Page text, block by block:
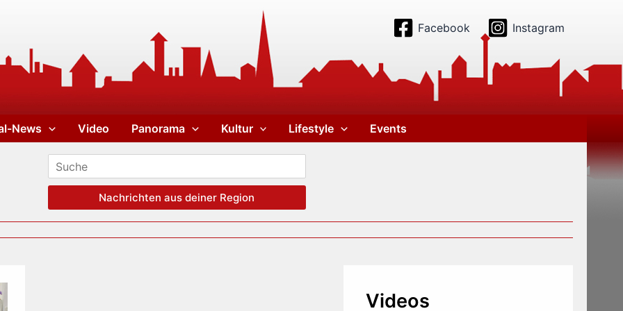
Facebook Instagram
News Video Panorama Kultur Lifestyle Events
Nachrichten aus deiner Region
Videos